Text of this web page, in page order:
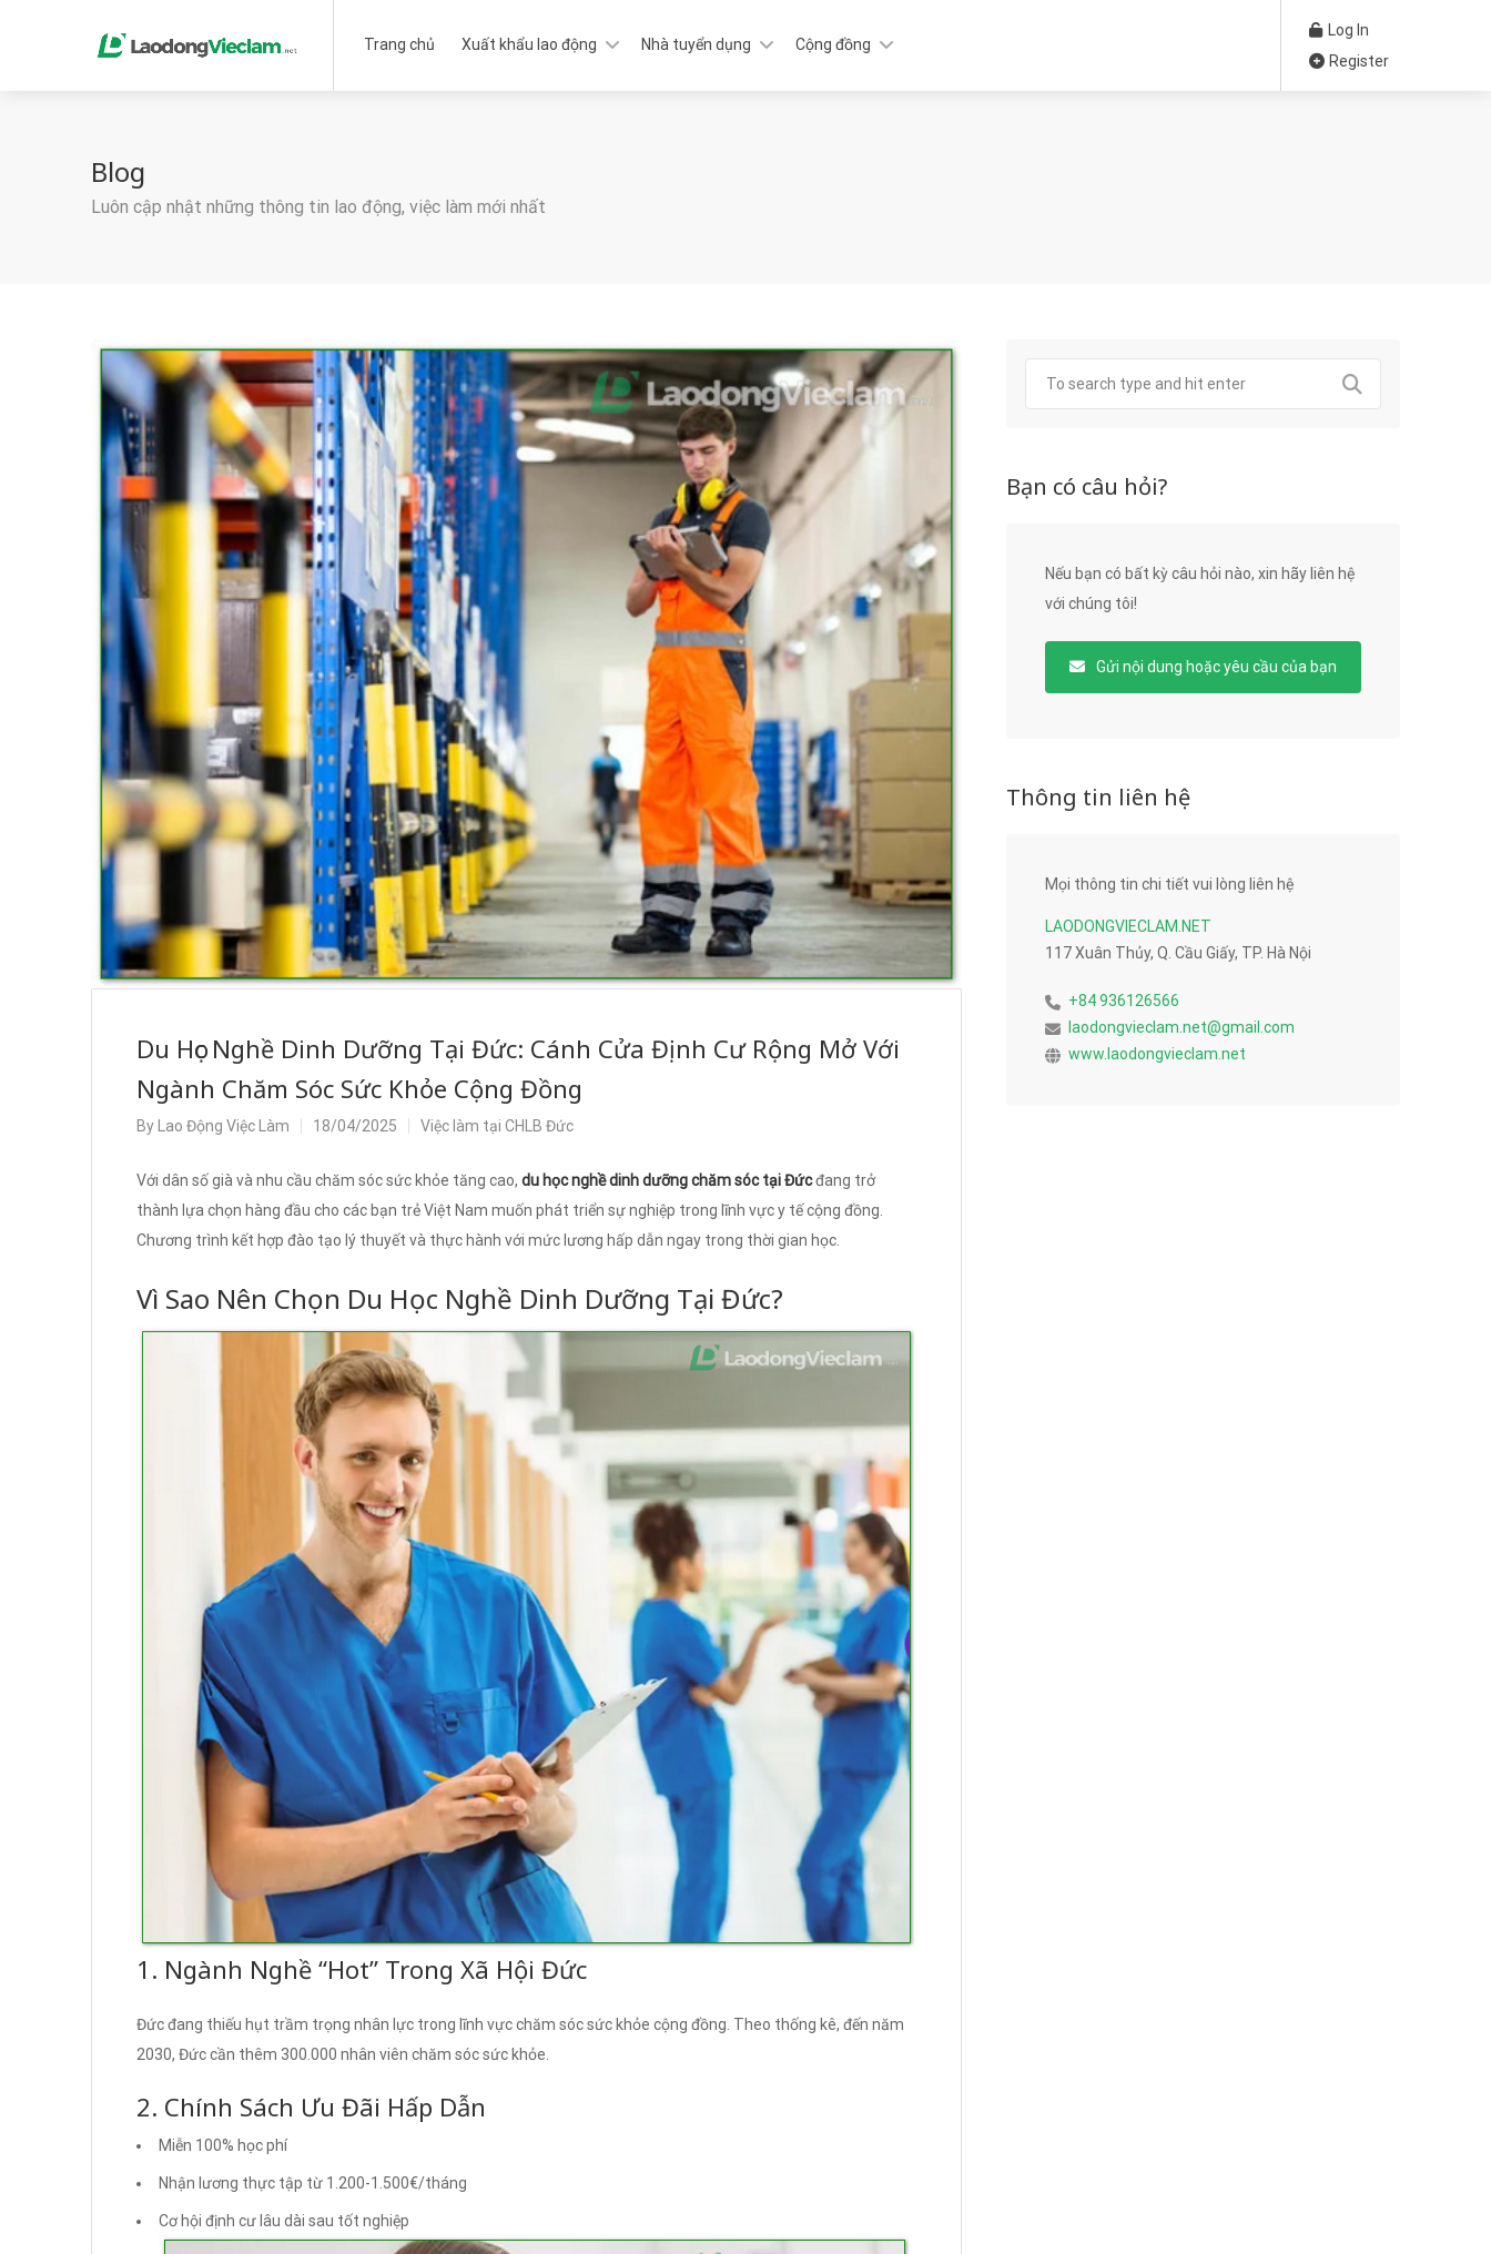
Trang chủ Xuất khẩu lao động Nhà tuyển dụng Cộng đồng
Log In
Register
Blog
Luôn cập nhật những thông tin lao động, việc làm mới nhất
Du Học Nghề Dinh Dưỡng Tại Đức: Cánh Cửa Định Cư Rộng Mở Với
Ngành Chăm Sóc Sức Khỏe Cộng Đồng
By Lao Động Việc Làm 18/04/2025 Việc làm tại CHLB Đức
Với dân số già và nhu cầu chăm sóc sức khỏe tăng cao, du học nghề dinh dưỡng chăm sóc tại Đứcđang trở
thành lựa chọn hàng đầu cho các bạn trẻ Việt Nam muốn phát triển sự nghiệp trong lĩnh vực y tế cộng đồng.
Chương trình kết hợp đào tạo lý thuyết và thực hành với mức lương hấp dẫn ngay trong thời gian học.
Vì Sao Nên Chọn Du Học Nghề Dinh Dưỡng Tại Đức?
1. Ngành Nghề “Hot” Trong Xã Hội Đức
Đức đang thiếu hụt trầm trọng nhân lực trong lĩnh vực chăm sóc sức khỏe cộng đồng. Theo thống kê, đến năm
2030, Đức cần thêm 300.000 nhân viên chăm sóc sức khỏe.
2. Chính Sách Ưu Đãi Hấp Dẫn
Miễn 100% học phí
Nhận lương thực tập từ 1.200-1.500€/tháng
Cơ hội định cư lâu dài sau tốt nghiệp
Bạn có câu hỏi?
Nếu bạn có bất kỳ câu hỏi nào, xin hãy liên hệ
với chúng tôi!
Gửi nội dung hoặc yêu cầu của bạn
Thông tin liên hệ
Mọi thông tin chi tiết vui lòng liên hệ
LAODONGVIECLAM.NET
117 Xuân Thủy, Q. Cầu Giấy, TP. Hà Nội
+84 936126566
laodongvieclam.net@gmail.com
www.laodongvieclam.net